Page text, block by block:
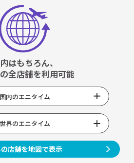
はもちろん、
全店舗を利用可能
国内のエニタイム
世界のエニタイム
店舗を地図で表示